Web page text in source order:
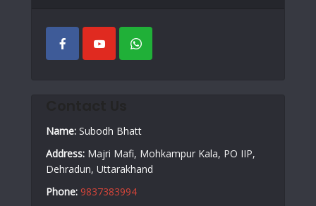
Name: Subodh Bhatt
Address: Majri Mafi, Mohkampur Kala, PO IIP,
Dehradun, Uttarakhand
Phone: 9837383994